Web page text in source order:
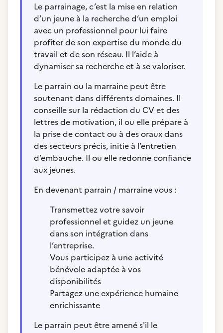
Le parrainage, c’est la mise en relation
d’un jeune à la recherche d’un emploi
avec un professionnel pour lui faire
profiter de son expertise du monde du
travail et de son réseau. Il l’aide à
dynamiser sa recherche et à se valoriser.
Le parrain ou la marraine peut être
soutenant dans différents domaines. Il
conseille sur la rédaction du CV et des
lettres de motivation, il ou elle prépare à
la prise de contact ou à des oraux dans
des secteurs précis, initie à l’entretien
d’embauche. Il ou elle redonne confiance
aux jeunes.
En devenant parrain / marraine vous :
Transmettez votre savoir
professionnel et guidez un jeune
dans son intégration dans
l’entreprise.
Vous participez à une activité
bénévole adaptée à vos
disponibilités
Partagez une expérience humaine
enrichissante
Le parrain peut être amené s'il le